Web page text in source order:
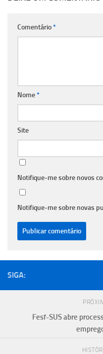
Comentário*
Nome*
Site
Notifique-me sobre novos
Notifique-me sobre novas
SIGA:
Fesf-SUS abre